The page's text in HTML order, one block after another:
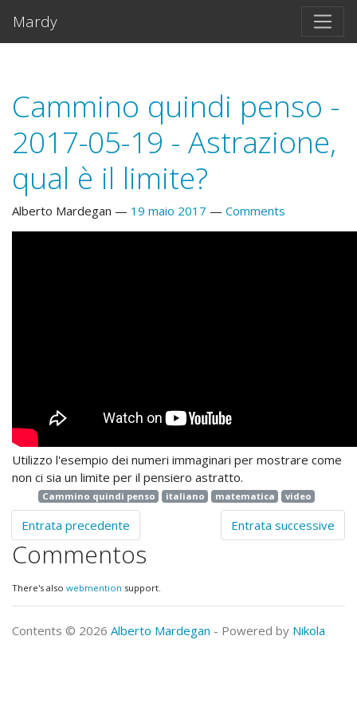
Mardy
Cammino quindi penso -
2017-05-19 - Astrazione,
qual è il limite?
Alberto Mardegan 19 maio 2017 Comments
Utilizzo l'esempio dei numeri immaginari per mostrare come
non ci sia un limite per il pensiero astratto.
Cammino quindi penso italiano matematica video
Entrata precedente Entrata successive
Commentos
There's also webmention support.
Contents © 2026 Alberto Mardegan - Powered by Nikola